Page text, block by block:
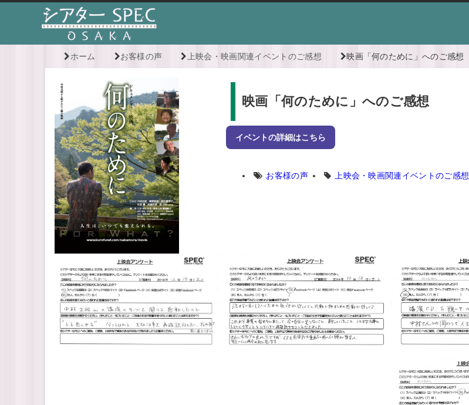
ホーム お客様の声 上映会・映画関連イベントのご感想 映画「何のために」へのご感想
映画「何のために」へのご感想
イベントの詳細はこちら
お客様の声 上映会・映画関連イベントのご感想